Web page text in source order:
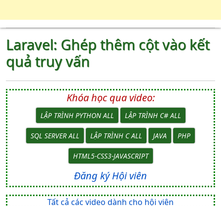
Laravel: Ghép thêm cột vào kết
quả truy vấn
Khóa học qua video:
LẬP TRÌNH PYTHON ALL LẬP TRÌNH C# ALL
SQL SERVER ALL LẬP TRÌNH C ALL JAVA PHP
HTML5-CSS3-JAVASCRIPT
Đăng ký Hội viên
Tất cả các video dành cho hội viên